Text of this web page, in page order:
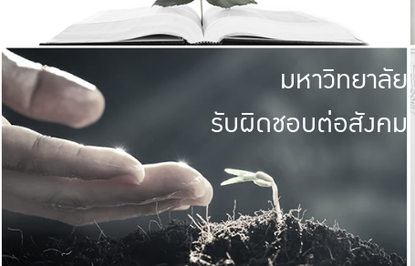
มหาวิทยาลัย
รับผิดชอบต่อสังคม